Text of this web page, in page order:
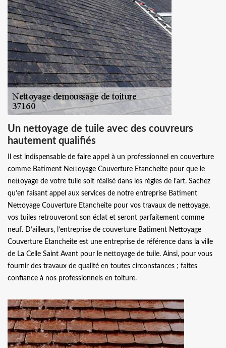
Un nettoyage de tuile avec des couvreurs
hautement qualifiés
Il est indispensable de faire appel à un professionnel en couverture
comme Batiment Nettoyage Couverture Etancheite pour que le
nettoyage de votre tuile soit réalisé dans les règles de l’art. Sachez
qu’en faisant appel aux services de notre entreprise Batiment
Nettoyage Couverture Etancheite pour vos travaux de nettoyage,
vos tuiles retrouveront son éclat et seront parfaitement comme
neuf. D’ailleurs, l’entreprise de couverture Batiment Nettoyage
Couverture Etancheite est une entreprise de référence dans la ville
de La Celle Saint Avant pour le nettoyage de tuile. Ainsi, pour vous
fournir des travaux de qualité en toutes circonstances ; faites
confiance à nos professionnels en toiture.